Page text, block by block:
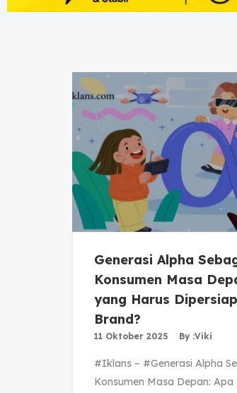
Generasi Alpha
Konsumen Masa
yang Harus
Brand?
11 Oktober 2025 By :Viki
#Iklans – #Generasi Alpha
Konsumen Masa Depan: